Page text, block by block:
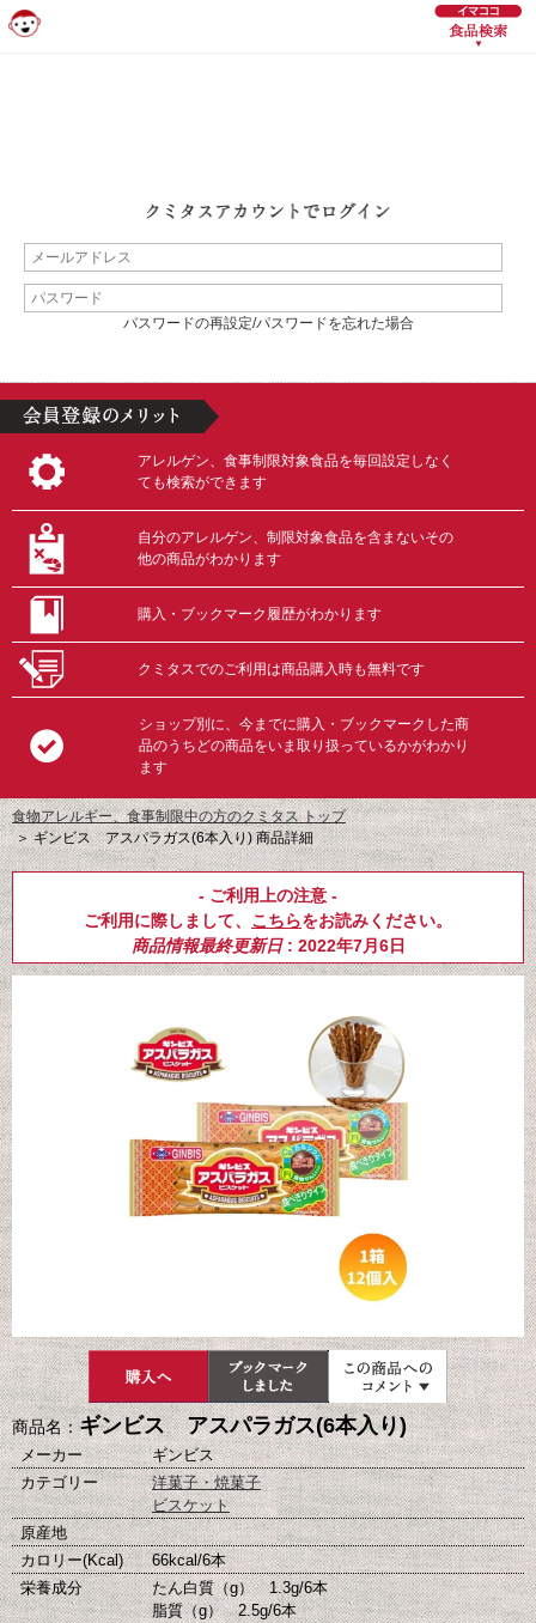
パスワードの再設定/パスワードを忘れた場合
アレルゲン、食事制限対象食品を毎回設定しなく
ても検索ができます
自分のアレルゲン、制限対象食品を含まないその
他の商品がわかります
購入・ブックマーク履歴がわかります
クミタスでのご利用は商品購入時も無料です
ショップ別に、今までに購入・ブックマークした商
品のうちどの商品をいま取り扱っているかがわかり
ます
食物アレルギー、食事制限中の方のクミタス トップ
＞ギンビス アスパラガス(6本入り) 商品詳細
- ご利用上の注意 -
ご利用に際しまして、 こちらをお読みください。
商品情報最終更新日: 2022年7月6日
商品名：ギンビス アスパラガス(6本入り)
メーカー
ギンビス
カテゴリー
洋菓子・焼菓子
ビスケット
原産地
カロリー(Kcal)
66kcal/6本
栄養成分
たん白質（g） 1.3g/6本
脂質（g） 2.5g/6本